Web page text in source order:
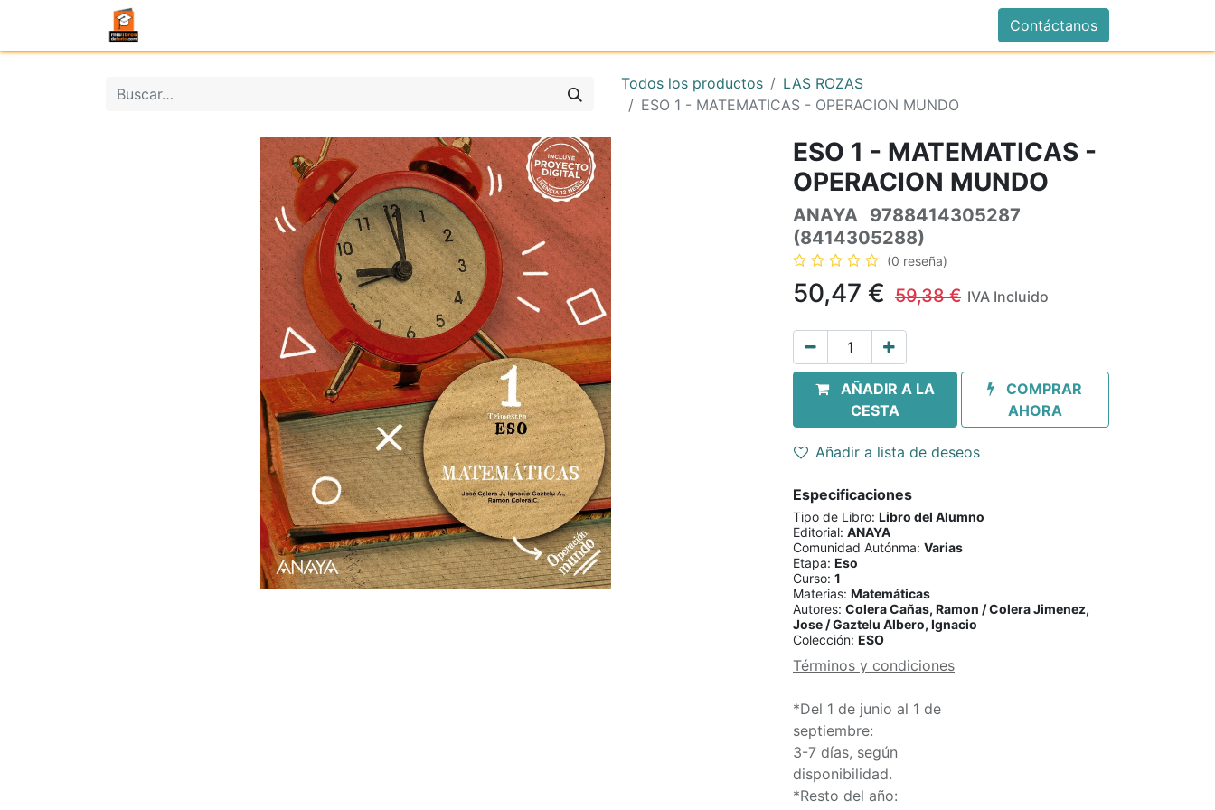
Contáctanos
Todos los productos
LAS ROZAS
ESO 1 - MATEMATICAS - OPERACION MUNDO
ESO 1 - MATEMATICAS -
OPERACION MUNDO
ANAYA 9788414305287
(8414305288)
(0 reseña)
50,47 € 59,38€ IVA Incluido
AÑADIR A LA
CESTA
COMPRAR
AHORA
Añadir a lista de deseos
Especificaciones
Tipo de Libro: Libro del Alumno
Editorial: ANAYA
Comunidad Autónma: Varias
Etapa: Eso
Curso: 1
Materias: Matemáticas
Autores: Colera Cañas, Ramon / Colera Jimenez,
Jose / Gaztelu Albero, Ignacio
Colección: ESO
Términos y condiciones
*Del 1 de junio al 1 de
septiembre:
3-7 días, según
disponibilidad.
*Resto del año: